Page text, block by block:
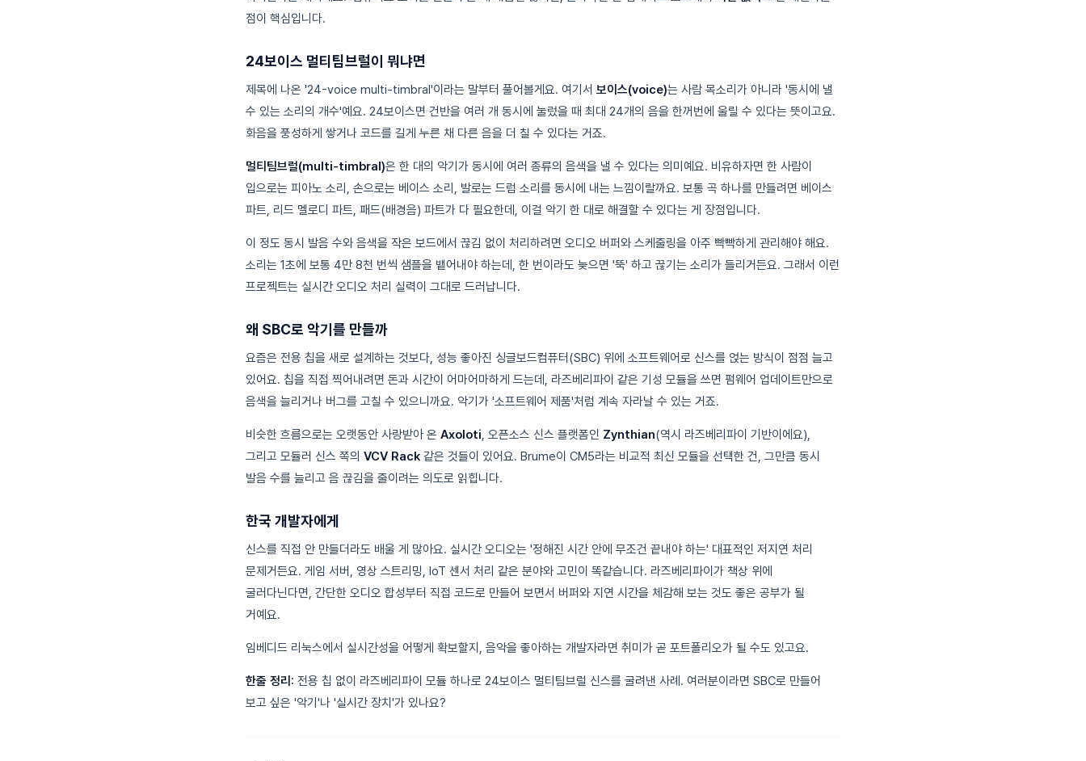
점이 핵심입니다.
24보이스 멀티팀브럴이 뭐냐면
제목에 나온 '24-voice multi-timbral'이라는 말부터 풀어볼게요. 여기서 보이스(voice)는 사람 목소리가 아니라 '동시에 낼
수 있는 소리의 개수'예요. 24보이스면 건반을 여러 개 동시에 눌렀을 때 최대 24개의 음을 한꺼번에 울릴 수 있다는 뜻이고요.
화음을 풍성하게 쌓거나 코드를 길게 누른 채 다른 음을 더 칠 수 있다는 거죠.
멀티팀브럴(multi-timbral)은 한 대의 악기가 동시에 여러 종류의 음색을 낼 수 있다는 의미예요. 비유하자면 한 사람이
입으로는 피아노 소리, 손으로는 베이스 소리, 발로는 드럼 소리를 동시에 내는 느낌이랄까요. 보통 곡 하나를 만들려면 베이스
파트, 리드 멜로디 파트, 패드(배경음) 파트가 다 필요한데, 이걸 악기 한 대로 해결할 수 있다는 게 장점입니다.
이 정도 동시 발음 수와 음색을 작은 보드에서 끊김 없이 처리하려면 오디오 버퍼와 스케줄링을 아주 빡빡하게 관리해야 해요.
소리는 1초에 보통 4만 8천 번씩 샘플을 뱉어내야 하는데, 한 번이라도 늦으면 '뚝' 하고 끊기는 소리가 들리거든요. 그래서 이런
프로젝트는 실시간 오디오 처리 실력이 그대로 드러납니다.
왜 SBC로 악기를 만들까
요즘은 전용 칩을 새로 설계하는 것보다, 성능 좋아진 싱글보드컴퓨터(SBC) 위에 소프트웨어로 신스를 얹는 방식이 점점 늘고
있어요. 칩을 직접 찍어내려면 돈과 시간이 어마어마하게 드는데, 라즈베리파이 같은 기성 모듈을 쓰면 펌웨어 업데이트만으로
음색을 늘리거나 버그를 고칠 수 있으니까요. 악기가 '소프트웨어 제품'처럼 계속 자라날 수 있는 거죠.
비슷한 흐름으로는 오랫동안 사랑받아 온 Axoloti , 오픈소스 신스 플랫폼인 Zynthian(역시 라즈베리파이 기반이에요),
그리고 모듈러 신스 쪽의 VCV Rack 같은 것들이 있어요. Brume이 CM5라는 비교적 최신 모듈을 선택한 건, 그만큼 동시
발음 수를 늘리고 음 끊김을 줄이려는 의도로 읽힙니다.
한국 개발자에게
신스를 직접 안 만들더라도 배울 게 많아요. 실시간 오디오는 '정해진 시간 안에 무조건 끝내야 하는' 대표적인 저지연 처리
문제거든요. 게임 서버, 영상 스트리밍, IoT 센서 처리 같은 분야와 고민이 똑같습니다. 라즈베리파이가 책상 위에
굴러다닌다면, 간단한 오디오 합성부터 직접 코드로 만들어 보면서 버퍼와 지연 시간을 체감해 보는 것도 좋은 공부가 될
거예요.
임베디드 리눅스에서 실시간성을 어떻게 확보할지, 음악을 좋아하는 개발자라면 취미가 곧 포트폴리오가 될 수도 있고요.
한줄 정리: 전용 칩 없이 라즈베리파이 모듈 하나로 24보이스 멀티팀브럴 신스를 굴려낸 사례. 여러분이라면 SBC로 만들어
보고 싶은 '악기'나 '실시간 장치'가 있나요?